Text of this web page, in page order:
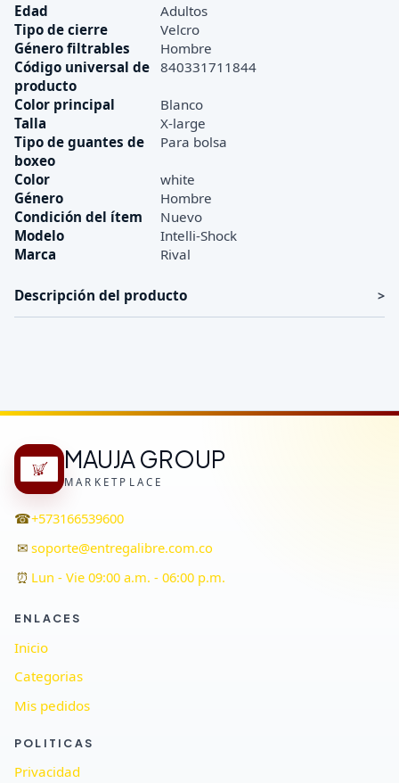
Edad
Adultos
Tipo de cierre
Velcro
Género filtrables
Hombre
Código universal de
producto
840331711844
Color principal
Blanco
Talla
X-large
Tipo de guantes de
boxeo
Para bolsa
Color
white
Género
Hombre
Condición del ítem
Nuevo
Modelo
Intelli-Shock
Marca
Rival
Descripción del producto
MAUJA GROUP
MARKETPLACE
☎+573166539600
✉ soporte@entregalibre.com.co
⏰ Lun - Vie 09:00 a.m. - 06:00 p.m.
ENLACES
Inicio
Categorias
Mis pedidos
POLITICAS
Privacidad